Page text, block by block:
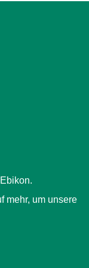
mehr, um unsere